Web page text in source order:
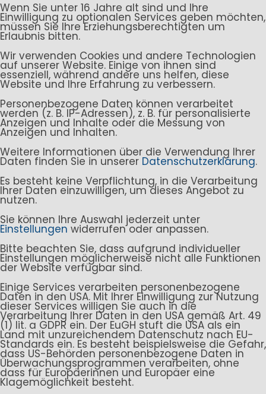
Wenn Sie unter 16 Jahre alt sind und Ihre
Einwilligung zu optionalen Services geben möchten,
müssen Sie Ihre Erziehungsberechtigten um
Erlaubnis bitten.
Wir verwenden Cookies und andere Technologien
auf unserer Website. Einige von ihnen sind
essenziell, während andere uns helfen, diese
Website und Ihre Erfahrung zu verbessern.
Personenbezogene Daten können verarbeitet
werden (z. B. IP-Adressen), z. B. für personalisierte
Anzeigen und Inhalte oder die Messung von
Anzeigen und Inhalten.
Weitere Informationen über die Verwendung Ihrer
Daten finden Sie in unserer Datenschutzerklärung.
Es besteht keine Verpflichtung, in die Verarbeitung
Ihrer Daten einzuwilligen, um dieses Angebot zu
nutzen.
Sie können Ihre Auswahl jederzeit unter
Einstellungen widerrufen oder anpassen.
Bitte beachten Sie, dass aufgrund individueller
Einstellungen möglicherweise nicht alle Funktionen
der Website verfügbar sind.
Einige Services verarbeiten personenbezogene
Daten in den USA. Mit Ihrer Einwilligung zur Nutzung
dieser Services willigen Sie auch in die
Verarbeitung Ihrer Daten in den USA gemäß Art. 49
(1) lit. a GDPR ein. Der EuGH stuft die USA als ein
Land mit unzureichendem Datenschutz nach EU-
Standards ein. Es besteht beispielsweise die Gefahr,
dass US-Behörden personenbezogene Daten in
Überwachungsprogrammen verarbeiten, ohne
dass für Europäerinnen und Europäer eine
Klagemöglichkeit besteht.